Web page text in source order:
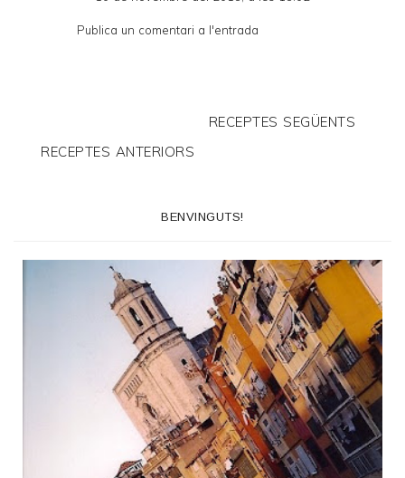
Publica un comentari a l'entrada
RECEPTES SEGÜENTS
RECEPTES ANTERIORS
BENVINGUTS!